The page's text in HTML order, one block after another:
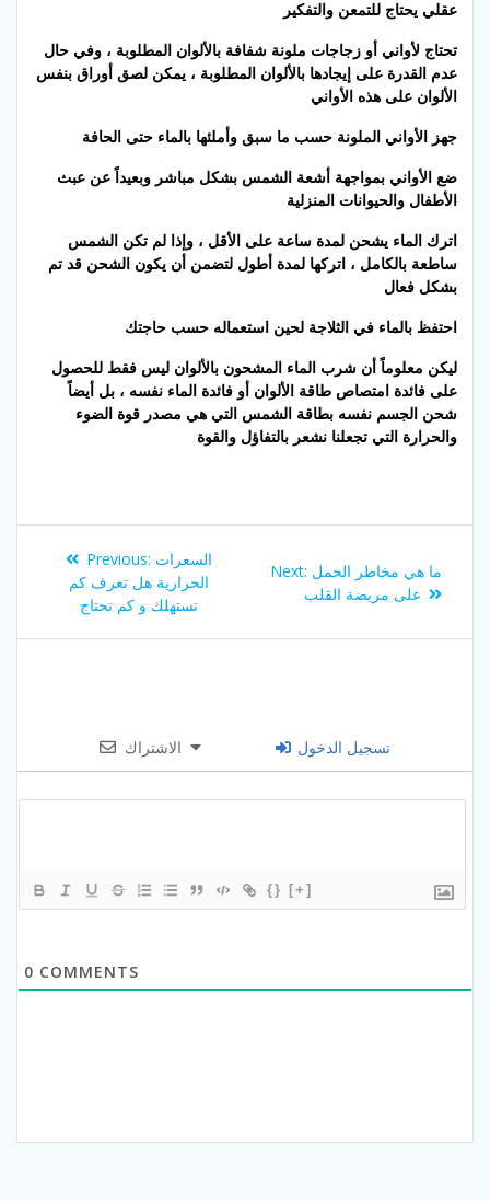
عقلي يحتاج للتمعن والتفكير
تحتاج لأواني أو زجاجات ملونة شفافة بالألوان المطلوبة ، وفي حال
عدم القدرة على إيجادها بالألوان المطلوبة ، يمكن لصق أوراق بنفس
الألوان على هذه الأواني
جهز الأواني الملونة حسب ما سبق وأملئها بالماء حتى الحافة
ضع الأواني بمواجهة أشعة الشمس بشكل مباشر وبعيداً عن عبث
الأطفال والحيوانات المنزلية
اترك الماء يشحن لمدة ساعة على الأقل ، وإذا لم تكن الشمس
ساطعة بالكامل ، اتركها لمدة أطول لتضمن أن يكون الشحن قد تم
بشكل فعال
احتفظ بالماء في الثلاجة لحين استعماله حسب حاجتك
ليكن معلوماً أن شرب الماء المشحون بالألوان ليس فقط للحصول
على فائدة امتصاص طاقة الألوان أو فائدة الماء نفسه ، بل أيضاً
شحن الجسم نفسه بطاقة الشمس التي هي مصدر قوة الضوء
والحرارة التي تجعلنا نشعر بالتفاؤل والقوة
Post
navigation
Previous: Previous
post:
السعرات
الحرارية هل تعرف كم
تستهلك و كم تحتاج
Next:
Next
post:
ما هي مخاطر الحمل
على مريضة القلب
الاشتراك تسجيل الدخول
{} [+]
0 COMMENTS